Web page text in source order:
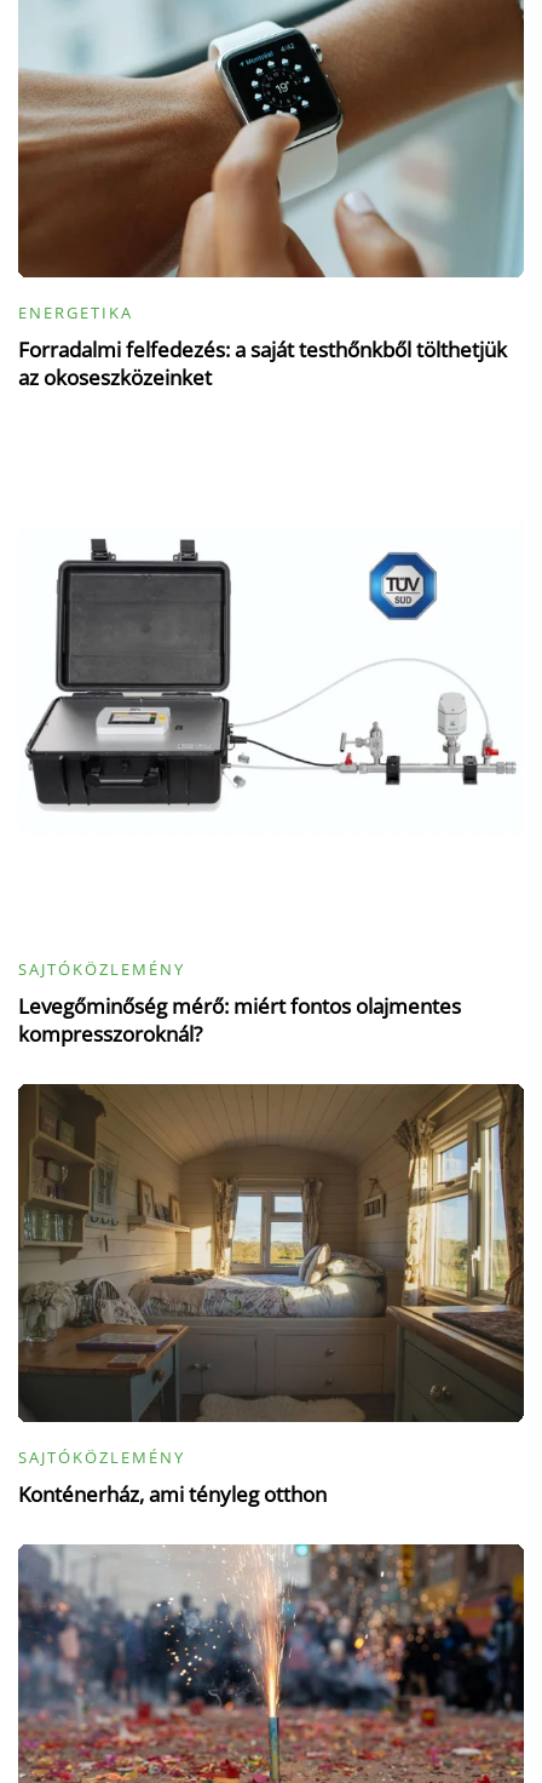
ENERGETIKA
Forradalmi felfedezés: a saját testhőnkből tölthetjük
az okoseszközeinket
SAJTÓKÖZLEMÉNY
Levegőminőség mérő: miért fontos olajmentes
kompresszoroknál?
SAJTÓKÖZLEMÉNY
Konténerház, ami tényleg otthon